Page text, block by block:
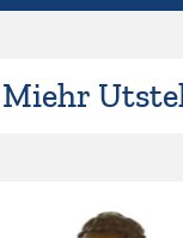
Miehr